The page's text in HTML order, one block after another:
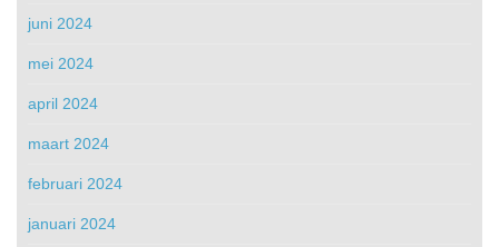
juni 2024
mei 2024
april 2024
maart 2024
februari 2024
januari 2024